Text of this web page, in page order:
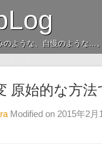
のような、自慢のような…
原始的な方法
Modified on 2015年2月